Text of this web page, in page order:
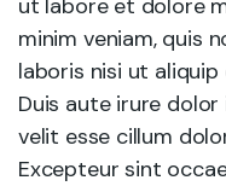
ut labore et dolore
minim veniam, quis
laboris nisi ut
Duis aute irure
velit esse cillum
Excepteur sint